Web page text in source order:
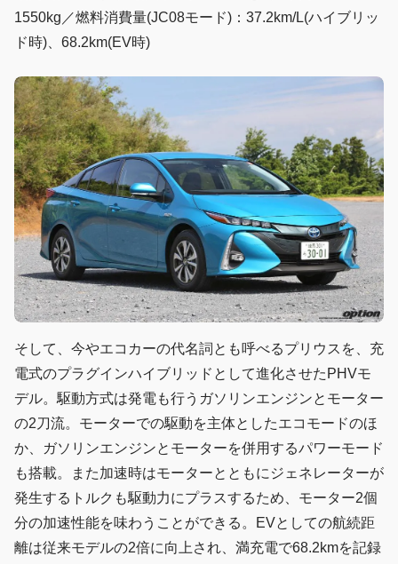
1550kg／燃料消費量(JC08モード)：37.2km/L(ハイブリッ
ド時)、68.2km(EV時)
そして、今やエコカーの代名詞とも呼べるプリウスを、充
電式のプラグインハイブリッドとして進化させたPHVモ
デル。駆動方式は発電も行うガソリンエンジンとモーター
の2刀流。モーターでの駆動を主体としたエコモードのほ
か、ガソリンエンジンとモーターを併用するパワーモード
も搭載。また加速時はモーターとともにジェネレーターが
発生するトルクも駆動力にプラスするため、モーター2個
分の加速性能を味わうことができる。EVとしての航続距
離は従来モデルの2倍に向上され、満充電で68.2kmを記録